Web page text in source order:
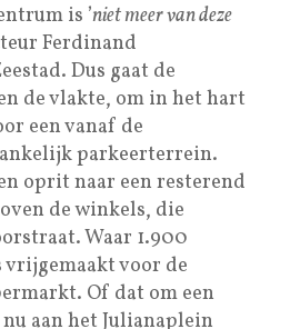
is ’niet meer van deze
Ferdinand
Dus gaat de
de vlakte, om in het hart
een vanaf de
parkeerterrein.
oprit naar een resterend
de winkels, die
Waar 1.900
voor de
Of dat om een
aan het Julianaplein